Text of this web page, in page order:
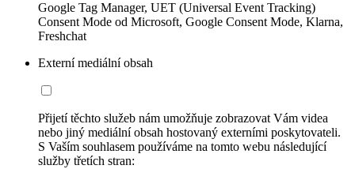
Google Tag Manager, UET (Universal Event Tracking)
Consent Mode od Microsoft, Google Consent Mode, Klarna,
Freshchat
Externí mediální obsah
Přijetí těchto služeb nám umožňuje zobrazovat Vám videa
nebo jiný mediální obsah hostovaný externími poskytovateli.
S Vaším souhlasem používáme na tomto webu následující
služby třetích stran: